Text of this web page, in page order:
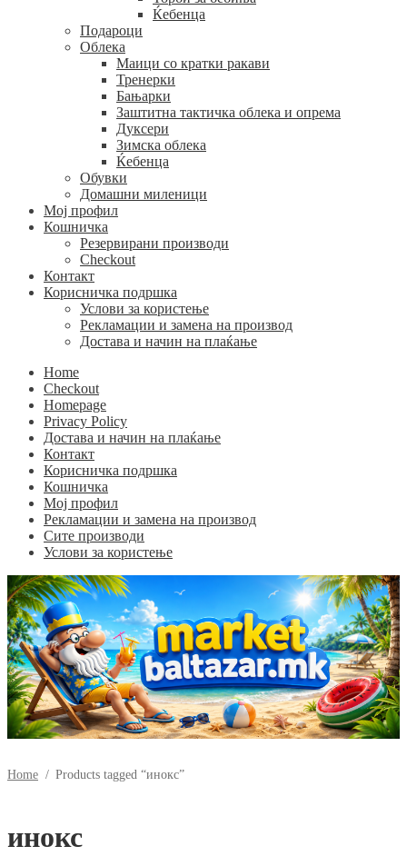
Ќебенца
Подароци
Облека
Маици со кратки ракави
Тренерки
Бањарки
Заштитна тактичка облека и опрема
Дуксери
Зимска облека
Ќебенца
Обувки
Домашни миленици
Мој профил
Кошничка
Резервирани производи
Checkout
Контакт
Корисничка подршка
Услови за користење
Рекламации и замена на производ
Достава и начин на плаќање
Home
Checkout
Homepage
Privacy Policy
Достава и начин на плаќање
Контакт
Корисничка подршка
Кошничка
Мој профил
Рекламации и замена на производ
Сите производи
Услови за користење
Home / Products tagged “инокс”
инокс